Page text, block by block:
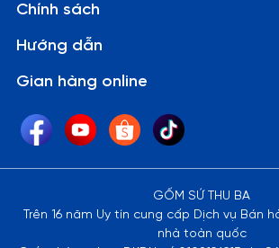
Chính sách
Hướng dẫn
Gian hàng online
GỐM SỨ THU BA
Trên 16 năm Uy tín cung cấp Dịch vụ Bán
nhà toàn quốc